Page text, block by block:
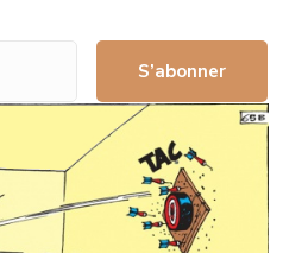
S’abonner